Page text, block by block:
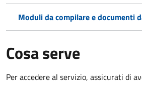
Moduli da compilare e documenti
Cosa serve
Per accedere al servizio, assicurati di